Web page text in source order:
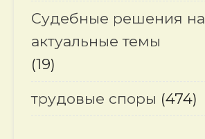
Судебные решения на
актуальные темы
(19)
трудовые споры (474)